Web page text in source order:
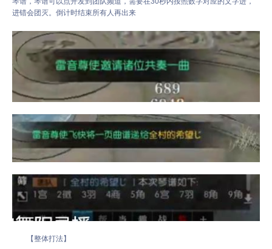
进错会团灭。倒计时结束所有人再出来
【整体打法】